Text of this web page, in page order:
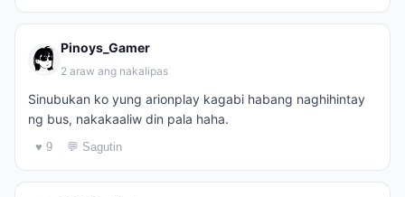
Pinoys_Gamer
2 araw ang nakalipas
Sinubukan ko yung arionplay kagabi habang naghihintay
ng bus, nakakaaliw din pala haha.
♥ 9 💬 Sagutin